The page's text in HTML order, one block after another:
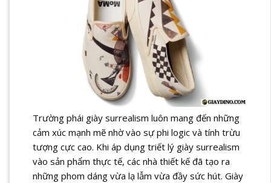
Trường phái giày surrealism luôn mang đến những
cảm xúc mạnh mẽ nhờ vào sự phi logic và tính trừu
tượng cực cao. Khi áp dụng triết lý giày surrealism
vào sản phẩm thực tế, các nhà thiết kế đã tạo ra
những phom dáng vừa lạ lẫm vừa đầy sức hút. Giày